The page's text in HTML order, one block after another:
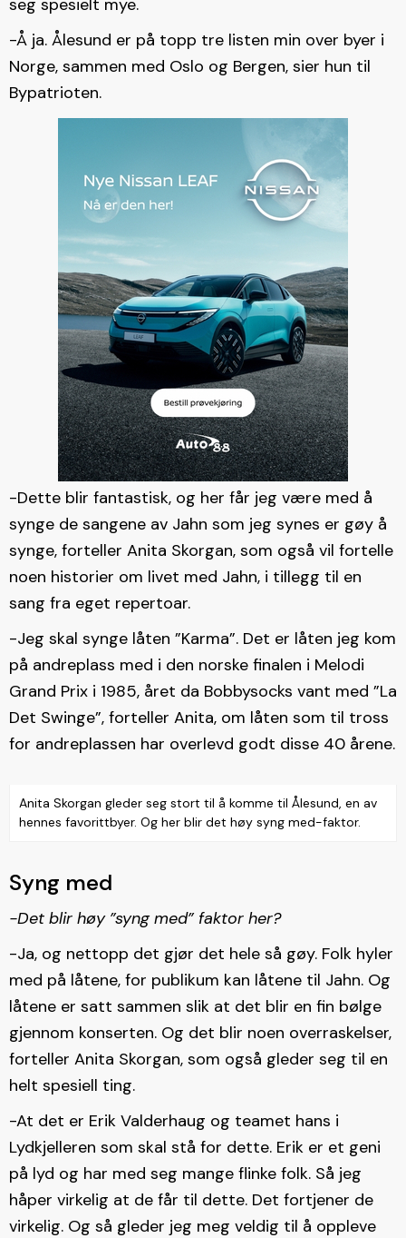
-Å ja. Ålesund er på topp tre listen min over byer i
Norge, sammen med Oslo og Bergen, sier hun til
Bypatrioten.
-Dette blir fantastisk, og her får jeg være med å
synge de sangene av Jahn som jeg synes er gøy å
synge, forteller Anita Skorgan, som også vil fortelle
noen historier om livet med Jahn, i tillegg til en
sang fra eget repertoar.
-Jeg skal synge låten ”Karma”. Det er låten jeg kom
på andreplass med i den norske finalen i Melodi
Grand Prix i 1985, året da Bobbysocks vant med ”La
Det Swinge”, forteller Anita, om låten som til tross
for andreplassen har overlevd godt disse 40 årene.
Anita Skorgan gleder seg stort til å komme til Ålesund, en av
hennes favorittbyer. Og her blir det høy syng med-faktor.
Syng med
-Det blir høy ”syng med” faktor her?
-Ja, og nettopp det gjør det hele så gøy. Folk hyler
med på låtene, for publikum kan låtene til Jahn. Og
låtene er satt sammen slik at det blir en fin bølge
gjennom konserten. Og det blir noen overraskelser,
forteller Anita Skorgan, som også gleder seg til en
helt spesiell ting.
-At det er Erik Valderhaug og teamet hans i
Lydkjelleren som skal stå for dette. Erik er et geni
på lyd og har med seg mange flinke folk. Så jeg
håper virkelig at de får til dette. Det fortjener de
virkelig. Og så gleder jeg meg veldig til å oppleve